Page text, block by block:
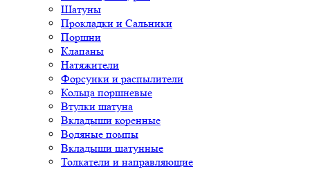
Шатуны
Прокладки и Сальники
Поршни
Клапаны
Натяжители
Форсунки и распылители
Кольца поршневые
Втулки шатуна
Вкладыши коренные
Водяные помпы
Вкладыши шатунные
Толкатели и направляющие